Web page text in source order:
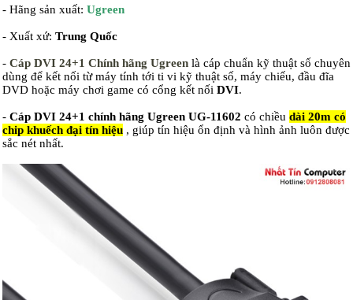
- Hãng sản xuất: Ugreen
- Xuất xứ: Trung Quốc
- Cáp DVI 24+1 Chính hãng Ugreen là cáp chuẩn kỹ thuật số chuyên
dùng để kết nối từ máy tính tới ti vi kỹ thuật số, máy chiếu, đầu đĩa
DVD hoặc máy chơi game có cổng kết nối DVI.
- Cáp DVI 24+1 chính hãng Ugreen UG-11602 có chiều dài 20m có
chip khuếch đại tín hiệu , giúp tín hiệu ổn định và hình ảnh luôn được
sắc nét nhất.